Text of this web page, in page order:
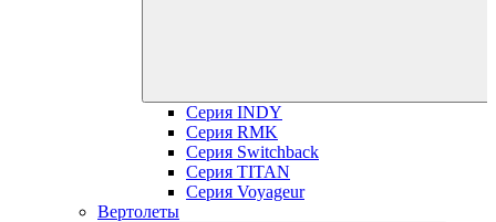
Серия INDY
Серия RMK
Серия Switchback
Серия TITAN
Серия Voyageur
Вертолеты